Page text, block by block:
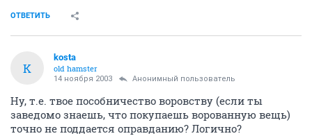
ОТВЕТИТЬ
K
kosta
old hamster
14 ноября 2003 Анонимный пользователь
Ну, т.е. твое пособничество воровству (если ты
заведомо знаешь, что покупаешь ворованную вещь)
точно не поддается оправданию? Логично?